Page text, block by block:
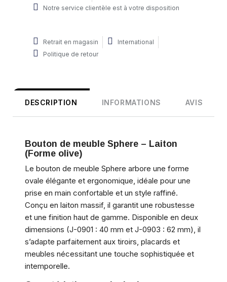
Notre service clientèle est à votre disposition
Retrait en magasin
International
Politique de retour
DESCRIPTION INFORMATIONS AVIS
Bouton de meuble Sphere – Laiton
(Forme olive)
Le bouton de meuble Sphere arbore une forme
ovale élégante et ergonomique, idéale pour une
prise en main confortable et un style raffiné.
Conçu en laiton massif, il garantit une robustesse
et une finition haut de gamme. Disponible en deux
dimensions (J-0901 : 40 mm et J-0903 : 62 mm​​), il
s’adapte parfaitement aux tiroirs, placards et
meubles nécessitant une touche sophistiquée et
intemporelle.